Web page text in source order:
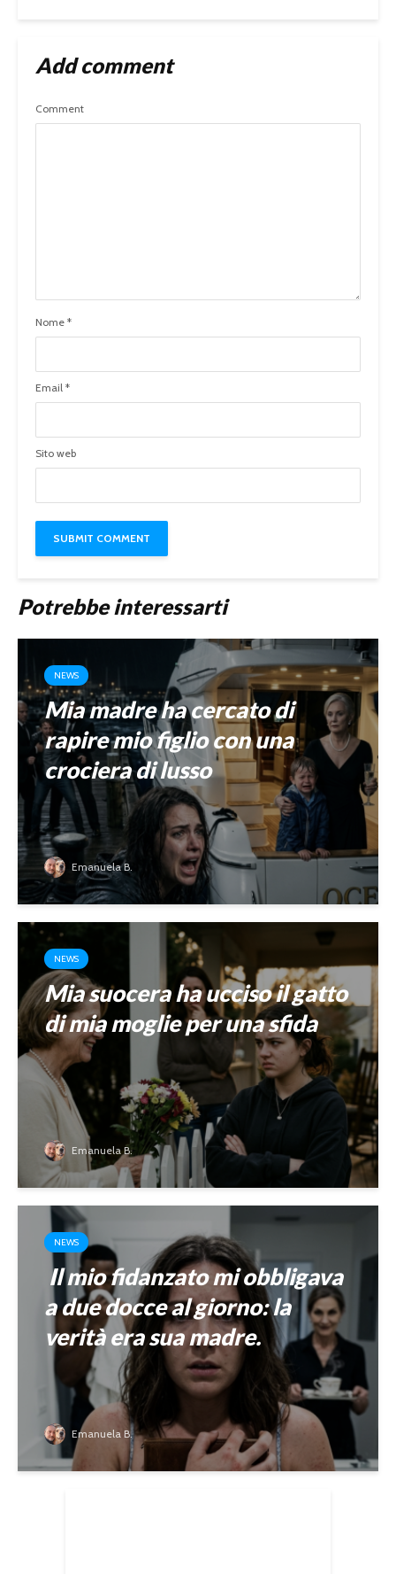
Add comment
Comment
Nome *
Email *
Sito web
Potrebbe interessarti
NEWS
Mia madre ha cercato di
rapire mio figlio con una
crociera di lusso
Emanuela B.
NEWS
Mia suocera ha ucciso il gatto
di mia moglie per una sfida
Emanuela B.
NEWS
Il mio fidanzato mi obbligava
a due docce al giorno: la
verità era sua madre.
Emanuela B.